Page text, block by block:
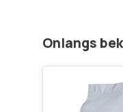
Onlangs